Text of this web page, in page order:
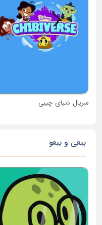
سریال دنیای چیبی
ببعی و ببعو